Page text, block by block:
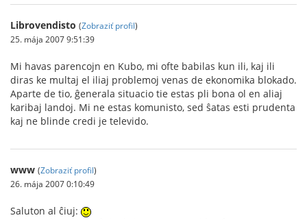
Librovendisto (Zobraziť profil)
25. mája 2007 9:51:39
Mi havas parencojn en Kubo, mi ofte babilas kun ili, kaj ili
diras ke multaj el iliaj problemoj venas de ekonomika blokado.
Aparte de tio, ĝenerala situacio tie estas pli bona ol en aliaj
karibaj landoj. Mi ne estas komunisto, sed ŝatas esti prudenta
kaj ne blinde credi je televido.
www (Zobraziť profil)
26. mája 2007 0:10:49
Saluton al ĉiuj: